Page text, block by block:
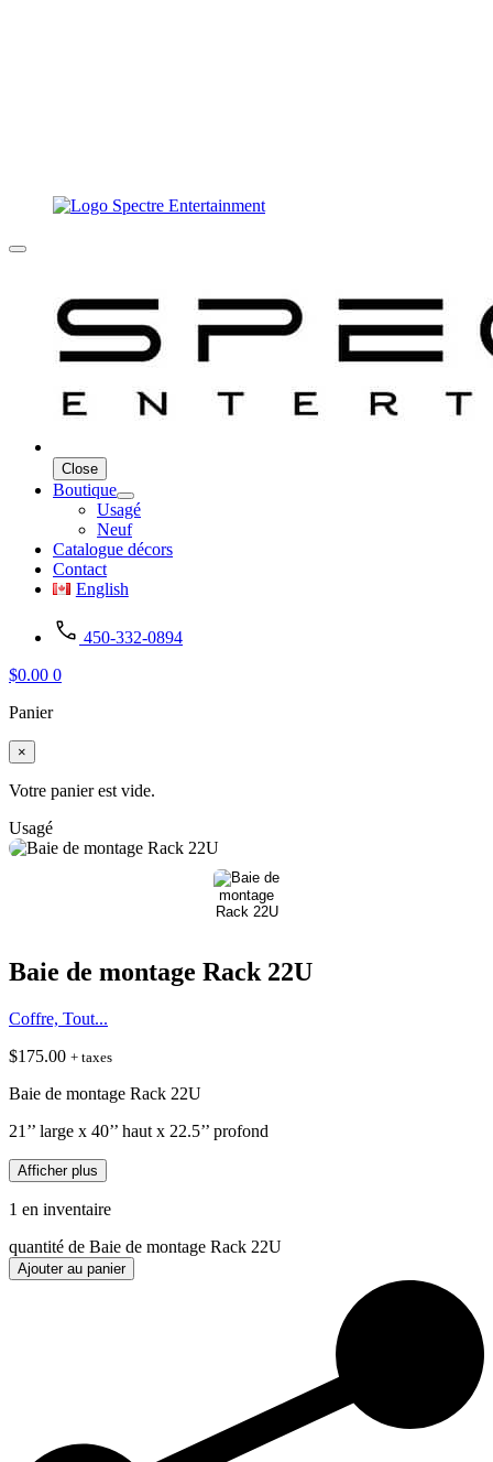
Close
Boutique
Usagé
Neuf
Catalogue décors
Contact
English
450-332-0894
$0.00 0
Panier
×
Votre panier est vide.
Usagé
Baie de montage Rack 22U
Coffre, Tout...
$175.00 + taxes
Baie de montage Rack 22U
21’’ large x 40’’ haut x 22.5’’ profond
Afficher plus
1 en inventaire
quantité de Baie de montage Rack 22U
Ajouter au panier